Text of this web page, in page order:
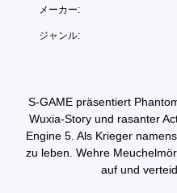
メーカー:
ジャンル:
S-GAME präsentiert
Wuxia-Story und rasanter
Engine 5. Als Krieger
zu leben. Wehre
auf und